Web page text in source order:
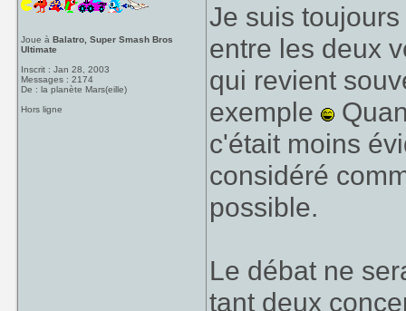
Joue àBalatro, Super Smash Bros
Ultimate
Inscrit : Jan 28, 2003
Messages : 2174
De : la planète Mars(eille)
Hors ligne
Je suis
entre les deux
qui revient
exemple
c'était moins
considéré
possible.
Le débat ne
tant deux